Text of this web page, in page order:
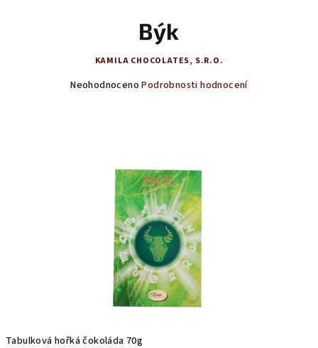
Tabulková hořká čokoláda 70g
Býk
KAMILA CHOCOLATES, S.R.O.
Průměrné
hvězdiček.
Neohodnoceno Podrobnosti hodnocení